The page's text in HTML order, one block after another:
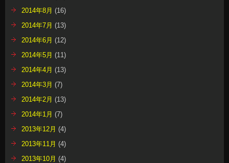
2014年8月 (16)
2014年7月 (13)
2014年6月 (12)
2014年5月 (11)
2014年4月 (13)
2014年3月 (7)
2014年2月 (13)
2014年1月 (7)
2013年12月 (4)
2013年11月 (4)
2013年10月 (4)